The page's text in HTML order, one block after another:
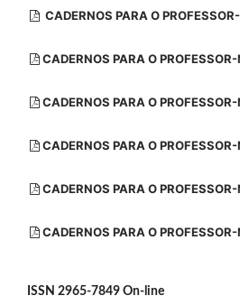
CADERNOS PARA O
CADERNOS PARA O
CADERNOS PARA O
CADERNOS PARA O
CADERNOS PARA O
CADERNOS PARA O
ISSN 2965-7849 On-line